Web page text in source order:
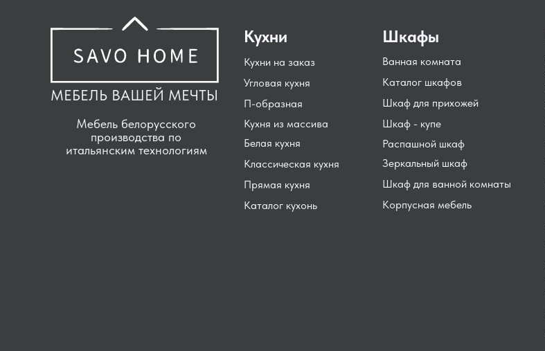
Мебель белорусского
производства по
итальянским технологиям
МЕБЕЛЬ ВАШЕЙ МЕЧТЫ
Распашной шкаф
Шкаф для прихожей
Шкаф - купе
Каталог шкафов
Шкаф для ванной комнаты
Зеркальный шкаф
Корпусная мебель
Ванная комната
Кухня из массива
Угловая кухня
Кухни на заказ
П-образная
Классическая кухня
Белая кухня
Кухни Шкафы
Прямая кухня
Каталог кухонь